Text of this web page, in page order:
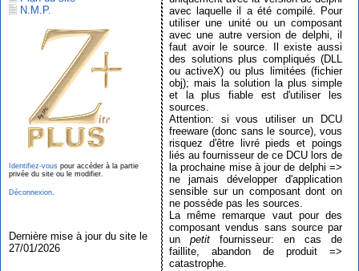
N.M.P.
Identifiez-vous pour accéder à la partie
privée du site ou le modifier.
Déconnexion
Dernière mise à jour du site le
27/01/2026
avec laquelle il a été compilé. Pour
utiliser une unité ou un composant
avec une autre version de delphi, il
faut avoir le source. Il existe aussi
des solutions plus compliqués (DLL
ou activeX) ou plus limitées (fichier
obj); mais la solution la plus simple
et la plus fiable est d'utiliser les
sources.
Attention: si vous utiliser un DCU
freeware (donc sans le source), vous
risquez d'être livré pieds et poings
liés au fournisseur de ce DCU lors de
la prochaine mise à jour de delphi =>
ne jamais développer d'application
sensible sur un composant dont on
ne possède pas les sources.
La même remarque vaut pour des
composant vendus sans source par
un petit fournisseur: en cas de
faillite, abandon de produit =>
catastrophe.